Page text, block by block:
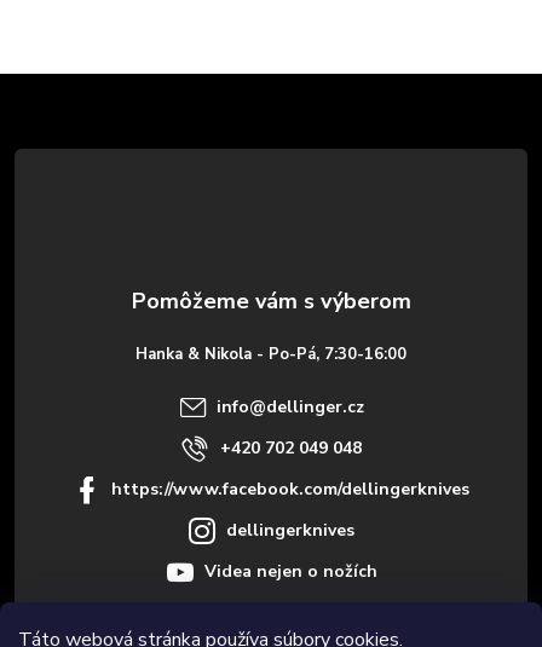
Táto webová stránka používa súbory cookies.
á
Hanka & Nikola - Po-Pá, 7:30-16:00
info@dellinger.cz
+420 702 049 048
https://www.facebook.com/dellingerknives
dellingerknives
Videa nejen o nožích